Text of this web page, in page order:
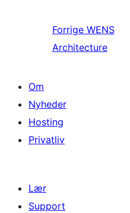
Forrige WENS
Architecture
Om
Nyheder
Hosting
Privatliv
Lær
Support